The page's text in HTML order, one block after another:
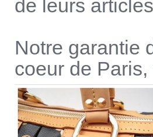
de leurs
Notre garantie
coeur de